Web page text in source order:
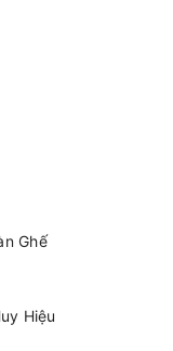
Ghế
Hiệu